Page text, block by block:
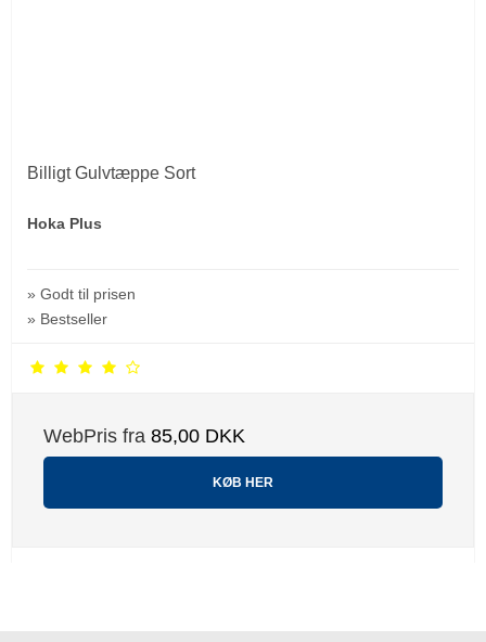
Billigt Gulvtæppe Sort
Hoka Plus
» Godt til prisen
» Bestseller
WebPris fra 85,00 DKK
KØB HER